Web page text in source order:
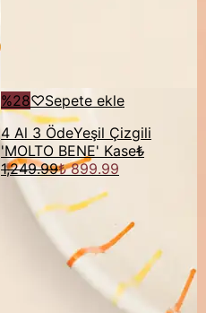
%28♡Sepete ekle
4 Al 3 ÖdeYeşil Çizgili
'MOLTO BENE' Kase₺
1,249.99₺ 899.99